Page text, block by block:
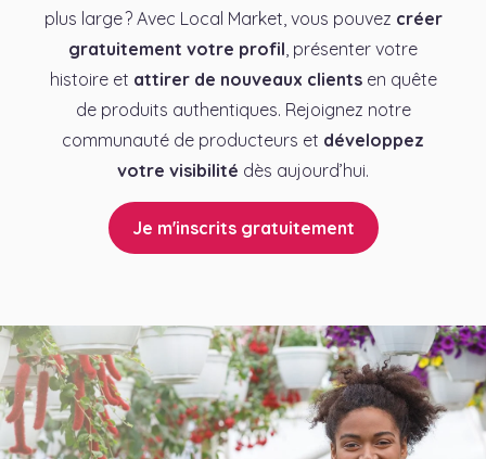
plus large ? Avec Local Market, vous pouvez créer
gratuitement votre profil , présenter votre
histoire et attirer de nouveaux clientsen quête
de produits authentiques. Rejoignez notre
communauté de producteurs et développez
votre visibilité dès aujourd’hui.
Je m'inscrits gratuitement